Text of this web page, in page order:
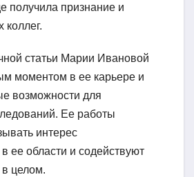
получила признание и
коллег.
статьи Марии Ивановой
моментом в ее карьере и
возможности для
Ее работы
интерес
ее области и содействуют
в целом.